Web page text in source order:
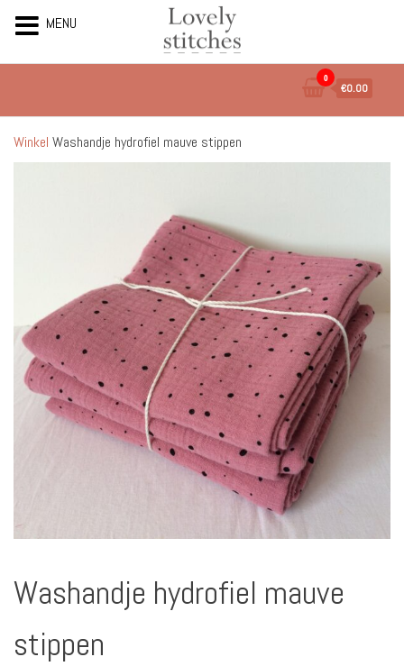
de
inhoud
0
€0.00
Winkel Washandje hydrofiel mauve stippen
Washandje hydrofiel mauve
stippen
MENU